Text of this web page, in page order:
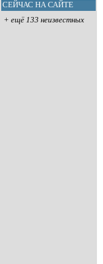
СЕЙЧАС НА САЙТЕ
+ ещё 133 неизвестных